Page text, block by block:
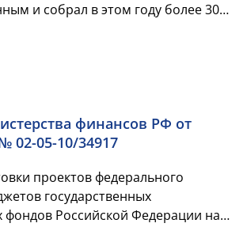
и собрал в этом году более 300
финансов РФ от
02-05-10/34917
проектов федерального
государственных
Российской Федерации на